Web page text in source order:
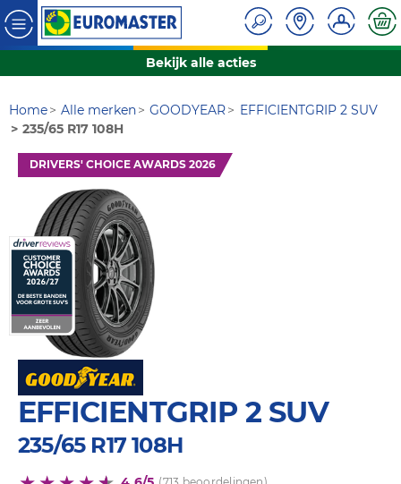
Bekijk alle acties
Home Alle merken GOODYEAR
EFFICIENTGRIP 2 SUV
235/65 R17 108H
DRIVERS' CHOICE AWARDS 2026
EFFICIENTGRIP 2 SUV
235/65 R17 108H